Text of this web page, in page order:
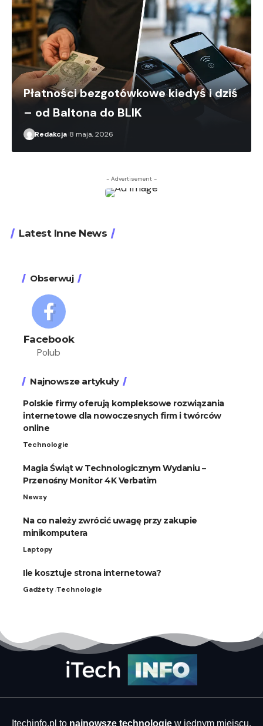
Płatności bezgotówkowe kiedyś i dziś
– od Baltona do BLIK
Redakcja 8 maja, 2026
- Advertisement -
Latest Inne News
Obserwuj
Facebook
Polub
Najnowsze artykuły
Polskie firmy oferują kompleksowe rozwiązania
internetowe dla nowoczesnych firm i twórców
online
Technologie
Magia Świąt w Technologicznym Wydaniu –
Przenośny Monitor 4K Verbatim
Newsy
Na co należy zwrócić uwagę przy zakupie
minikomputera
Laptopy
Ile kosztuje strona internetowa?
Gadżety Technologie
Itechinfo.pl to najnowsze technologie w jednym miejscu,